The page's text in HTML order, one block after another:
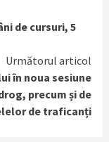
de cursuri, 5
Următorul articol
în noua sesiune
precum și de
de traficanți